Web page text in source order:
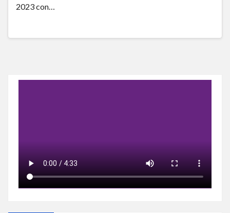
2023 con…